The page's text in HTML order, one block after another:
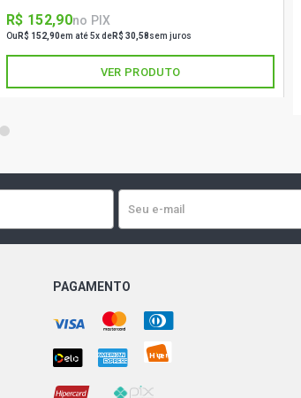
R$ 152,90no PIX
Ou R$ 152,90em até 5x deR$ 30,58sem juros
VER PRODUTO
2
PAGAMENTO